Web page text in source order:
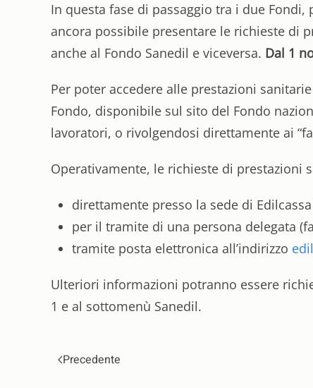
In questa fase di passaggio tra i due
ancora possibile presentare le richieste di
anche al Fondo Sanedil e viceversa. Dal 1
Per poter accedere alle prestazioni
Fondo, disponibile sul sito del Fondo
lavoratori, o rivolgendosi direttamente ai
Operativamente, le richieste di prestazioni
direttamente presso la sede di
per il tramite di una persona delegata
tramite posta elettronica all’indirizzo
Ulteriori informazioni potranno essere
1 e al sottomenù Sanedil.
Precedente